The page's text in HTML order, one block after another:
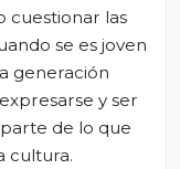
cuestionar las
se es joven
generación
y ser
de lo que
cultura.